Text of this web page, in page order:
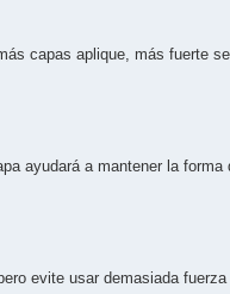
capas aplique, más fuerte
ayudará a mantener la forma
evite usar demasiada fuerza